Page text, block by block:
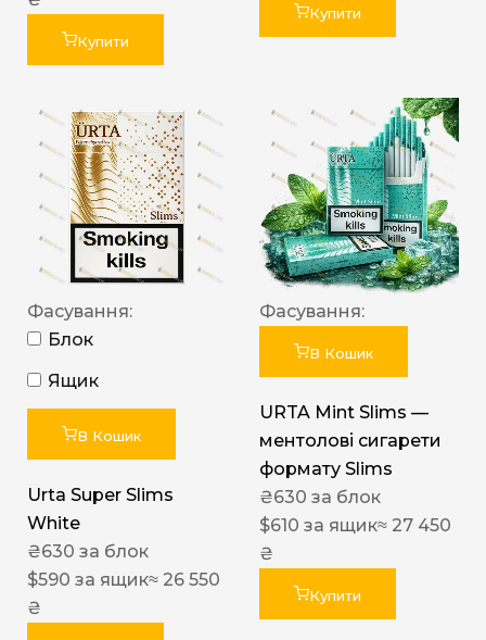
Купити
Купити
Фасування:
Блок
Ящик
В Кошик
Urta Super Slims
White
₴630 за блок
$590 за ящик≈ 26 550
₴
Фасування:
В Кошик
URTA Mint Slims —
ментолові сигарети
формату Slims
₴630 за блок
$610 за ящик≈ 27 450
₴
Купити